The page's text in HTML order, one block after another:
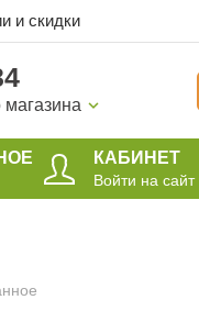
и скидки
КАБИНЕТ
Войти на сайт